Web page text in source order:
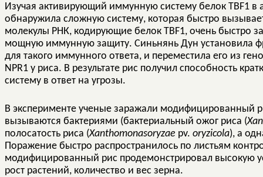
Изучая активирующий иммунную систему белок TBF1
обнаружила сложную систему, которая быстро
молекулы РНК, кодирующие белок TBF1, очень быстро
мощную иммунную защиту. Синьнянь Дун установила
для такого иммунного ответа, и переместила его из
NPR1 у риса. В результате рис получил способность
систему в ответ на угрозы.
В эксперименте ученые заражали модифицированный
вызываются бактериями (бактериальный ожог риса (
полосатость риса (Xanthomonasoryzae pv. oryzicola), а
Поражение быстро распространилось по листьям
модифицированный рис продемонстрировал высокую
рост растений, количество и вес зерна.